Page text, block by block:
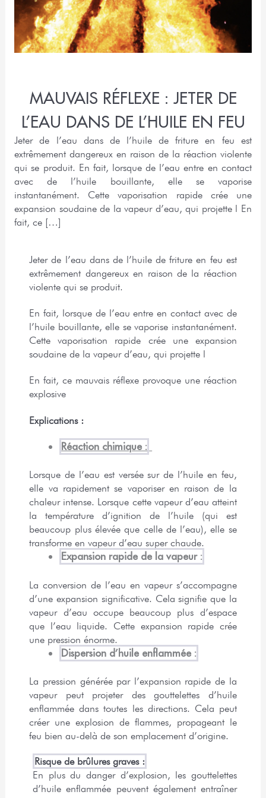
MAUVAIS RÉFLEXE : JETER DE
L’EAU DANS DE L’HUILE EN FEU
Jeter de l’eau dans de l’huile de friture en feu est
extrêmement dangereux en raison de la réaction violente
qui se produit. En fait, lorsque de l’eau entre en contact
avec de l’huile bouillante, elle se vaporise
instantanément. Cette vaporisation rapide crée une
expansion soudaine de la vapeur d’eau, qui projette l En
fait, ce […]
Jeter de l’eau dans de l’huile de friture en feu est
extrêmement dangereux en raison de la réaction
violente qui se produit.
En fait, lorsque de l’eau entre en contact avec de
l’huile bouillante, elle se vaporise instantanément.
Cette vaporisation rapide crée une expansion
soudaine de la vapeur d’eau, qui projette l
En fait, ce mauvais réflexe provoque une réaction
explosive
Explications :
Réaction chimique :
Lorsque de l’eau est versée sur de l’huile en feu,
elle va rapidement se vaporiser en raison de la
chaleur intense. Lorsque cette vapeur d’eau atteint
la température d’ignition de l’huile (qui est
beaucoup plus élevée que celle de l’eau), elle se
transforme en vapeur d’eau super chaude.
Expansion rapide de la vapeur :
La conversion de l’eau en vapeur s’accompagne
d’une expansion significative. Cela signifie que la
vapeur d’eau occupe beaucoup plus d’espace
que l’eau liquide. Cette expansion rapide crée
une pression énorme.
Dispersion d’huile enflammée :
La pression générée par l’expansion rapide de la
vapeur peut projeter des gouttelettes d’huile
enflammée dans toutes les directions. Cela peut
créer une explosion de flammes, propageant le
feu bien au-delà de son emplacement d’origine.
Risque de brûlures graves :
En plus du danger d’explosion, les gouttelettes
d’huile enflammée peuvent également entraîner